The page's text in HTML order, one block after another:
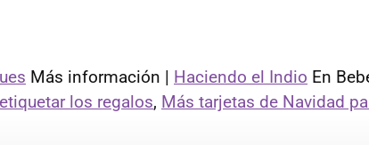
Más información | Haciendo el Indio En
los regalos, Más tarjetas de Navidad